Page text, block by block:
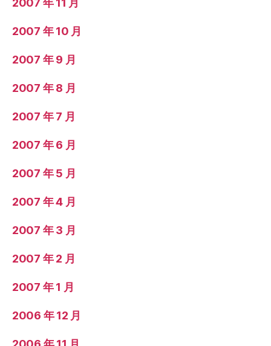
2007 年 10 月
2007 年 9 月
2007 年 8 月
2007 年 7 月
2007 年 6 月
2007 年 5 月
2007 年 4 月
2007 年 3 月
2007 年 2 月
2007 年 1 月
2006 年 12 月